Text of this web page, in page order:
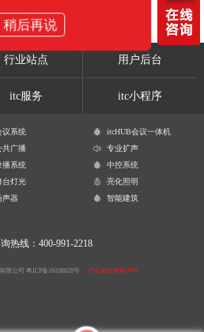
行业站点 用户后台
itc服务 itc小程序
议系统
itcHUB会议一体机
共广播
专业扩声
播系统
中控系统
台灯光
亮化照明
声器
智能建筑
热线：400-991-2218
限公司 粤ICP备16106620号 产品参数解释声明
稍后再说